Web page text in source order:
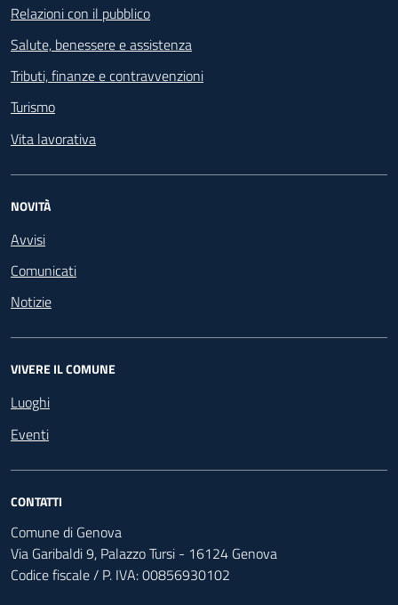
Relazioni con il pubblico
Salute, benessere e assistenza
Tributi, finanze e contravvenzioni
Turismo
Vita lavorativa
NOVITÀ
Avvisi
Comunicati
Notizie
VIVERE IL COMUNE
Luoghi
Eventi
CONTATTI
Comune di Genova
Via Garibaldi 9, Palazzo Tursi - 16124 Genova
Codice fiscale / P. IVA: 00856930102